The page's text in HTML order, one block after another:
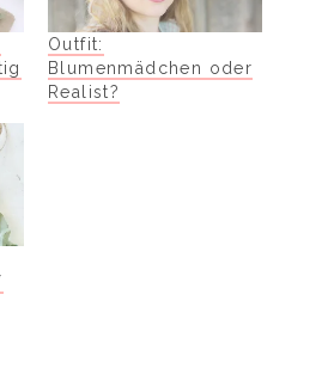
Outfit:
Blumenmädchen oder
Realist?